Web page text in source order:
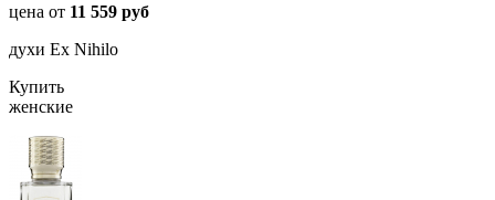
цена от 11 559 руб
духи Ex Nihilo
Купить
женские